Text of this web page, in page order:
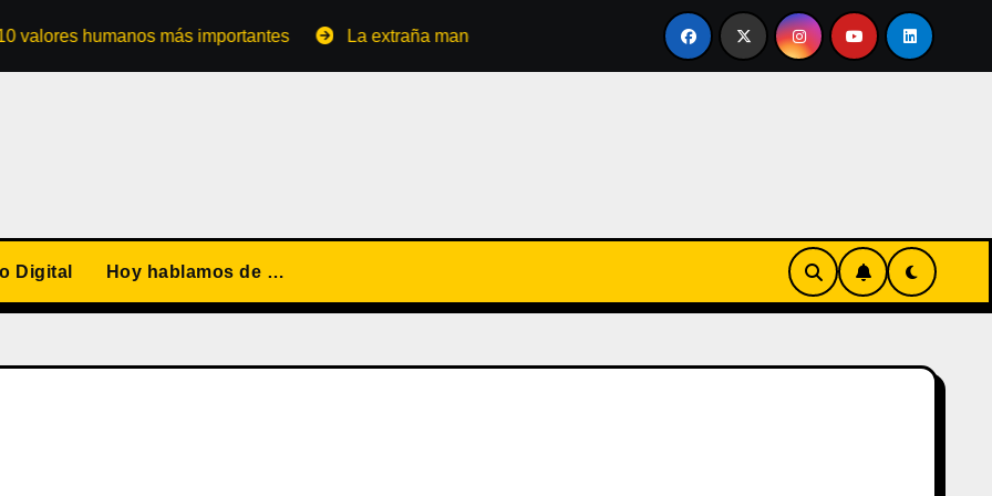
humanos más importantes La extraña manera de convertirse en familia El primer tour de la India Chiquitina
Digital Hoy hablamos de …